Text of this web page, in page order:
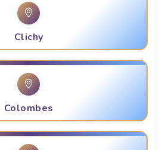
Clichy
Colombes